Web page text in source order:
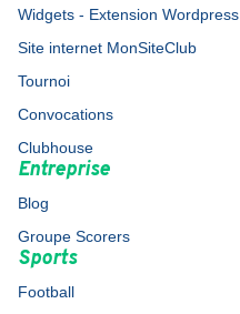
Widgets - Extension Wordpress
Site internet MonSiteClub
Tournoi
Convocations
Clubhouse
Entreprise
Blog
Groupe Scorers
Sports
Football